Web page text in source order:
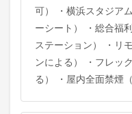
可） ・横浜スタジア
ーシート） ・総合福
ステーション） ・リ
ンによる） ・フレッ
る） ・屋内全面禁煙